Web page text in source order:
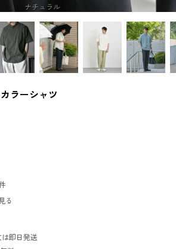
ナチュラル
ラーシャツ
る
即日発送